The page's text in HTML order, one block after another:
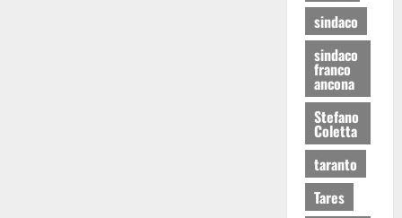
sindaco
sindaco
franco
ancona
Stefano
Coletta
taranto
Tares